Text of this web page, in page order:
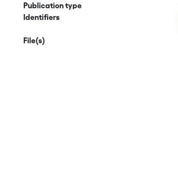
Publication type
Identifiers
File(s)